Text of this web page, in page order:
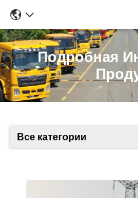
Подробная
Все категории